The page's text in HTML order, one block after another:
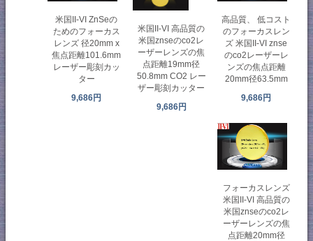
米国II-VI ZnSeの
ためのフォーカス
レンズ 径20mm x
焦点距離101.6mm
レーザー彫刻カッ
ター
9,686円
米国II-VI 高品質の
米国znseのco2レ
ーザーレンズの焦
点距離19mm径
50.8mm CO2 レー
ザー彫刻カッター
9,686円
高品質、 低コスト
のフォーカスレン
ズ 米国II-VI znse
のco2レーザーレ
ンズの焦点距離
20mm径63.5mm
9,686円
フォーカスレンズ
米国II-VI 高品質の
米国znseのco2レ
ーザーレンズの焦
点距離20mm径